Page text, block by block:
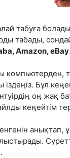
табуға
табады,
Amazon, eBay.
Бұл
оң
кеңейтім
анықтап,